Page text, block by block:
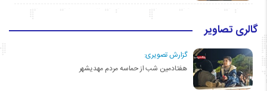
گالری تصاویر
گزارش تصویری:
هفتادمین شب از حماسه مردم مهدیشهر